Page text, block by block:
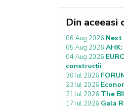
Din aceeasi
06 Aug 2026 Next
05 Aug 2026
04 Aug 2026
construcții
30 Iul 2026
23 Iul 2026
21 Iul 2026 The
17 Iul 2026 Gala